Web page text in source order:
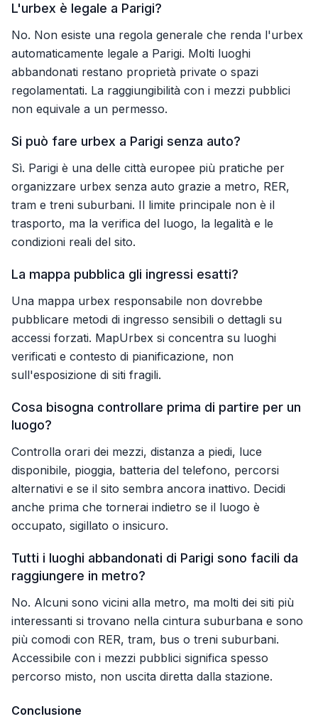
L'urbex è legale a Parigi?
No. Non esiste una regola generale che renda l'urbex
automaticamente legale a Parigi. Molti luoghi
abbandonati restano proprietà private o spazi
regolamentati. La raggiungibilità con i mezzi pubblici
non equivale a un permesso.
Si può fare urbex a Parigi senza auto?
Sì. Parigi è una delle città europee più pratiche per
organizzare urbex senza auto grazie a metro, RER,
tram e treni suburbani. Il limite principale non è il
trasporto, ma la verifica del luogo, la legalità e le
condizioni reali del sito.
La mappa pubblica gli ingressi esatti?
Una mappa urbex responsabile non dovrebbe
pubblicare metodi di ingresso sensibili o dettagli su
accessi forzati. MapUrbex si concentra su luoghi
verificati e contesto di pianificazione, non
sull'esposizione di siti fragili.
Cosa bisogna controllare prima di partire per un
luogo?
Controlla orari dei mezzi, distanza a piedi, luce
disponibile, pioggia, batteria del telefono, percorsi
alternativi e se il sito sembra ancora inattivo. Decidi
anche prima che tornerai indietro se il luogo è
occupato, sigillato o insicuro.
Tutti i luoghi abbandonati di Parigi sono facili da
raggiungere in metro?
No. Alcuni sono vicini alla metro, ma molti dei siti più
interessanti si trovano nella cintura suburbana e sono
più comodi con RER, tram, bus o treni suburbani.
Accessibile con i mezzi pubblici significa spesso
percorso misto, non uscita diretta dalla stazione.
Conclusione